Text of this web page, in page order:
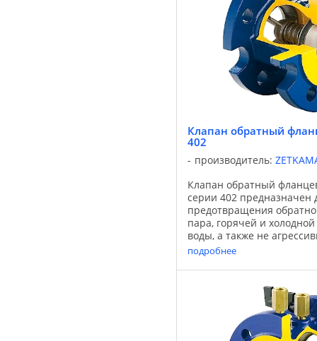
Клапан обратный
402
производитель:
Клапан обратный
серии 402 предназначен
предотвращения
пара, горячей и
воды, а также не
Применяется для систем
теплоснабжения,
подробнее